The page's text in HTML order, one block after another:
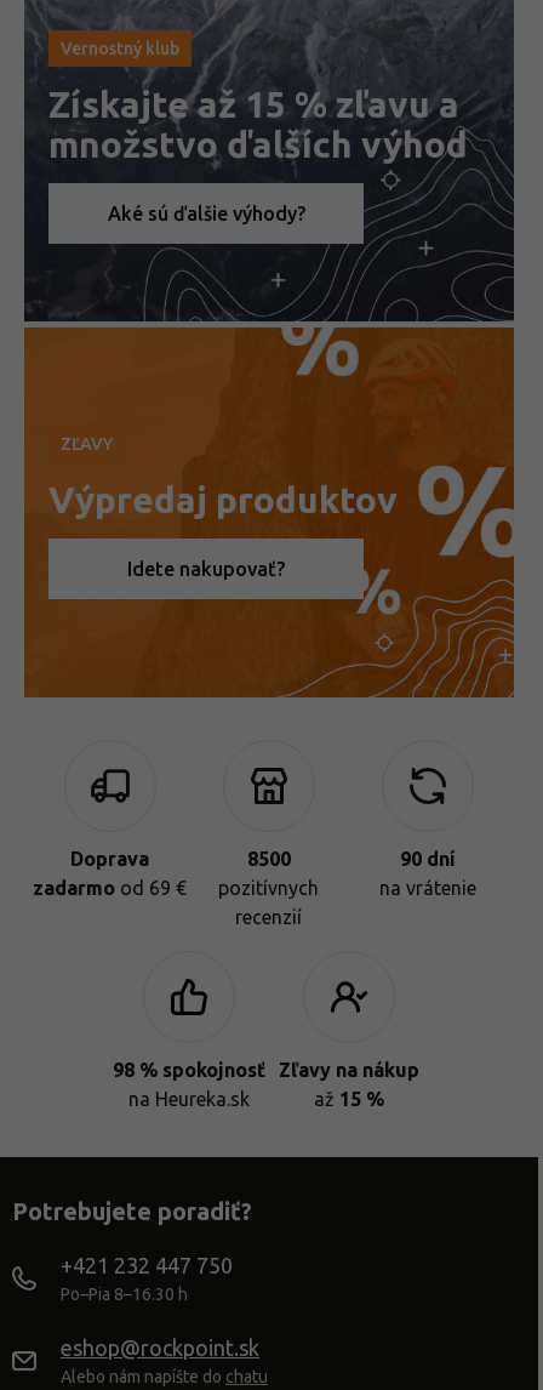
Vernostný klub
Získajte až 15 % zľavu a
množstvo ďalších výhod
Aké sú ďalšie výhody?
ZĽAVY
Výpredaj produktov
Idete nakupovať?
Doprava
zadarmo od 69 €
8500
pozitívnych
recenzií
90 dní
na vrátenie
98 % spokojnosť
na Heureka.sk
Zľavy na nákup
až 15 %
Potrebujete poradiť?
+421 232 447 750
Po–Pia 8–16.30 h
eshop@rockpoint.sk
Alebo nám napíšte do chatu